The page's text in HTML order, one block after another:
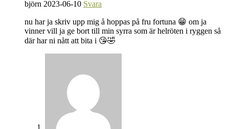
björn 2023-06-10 Svara
nu har ja skriv upp mig å hoppas på fru fortuna 😁 om ja
vinner vill ja ge bort till min syrra som är helröten i ryggen så
där har ni nått att bita i 😘🤣